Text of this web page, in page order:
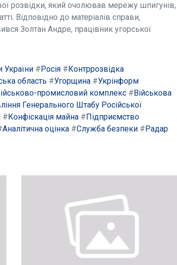
розвідки, який очолював мережу шпигунів,
Відповідно до матеріалів справи,
Золтан Андре, працівник угорської
України #Росія #Контррозвідка
область #Угорщина #Укрінформ
промисловий комплекс #Військова
Генерального Штабу Російської
#Конфіскація майна #Підприємство
Аналітична оцінка #Служба безпеки #Радар